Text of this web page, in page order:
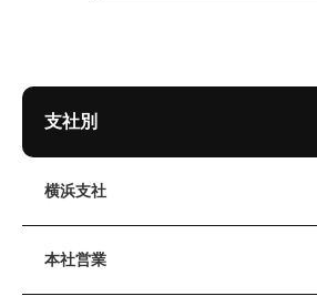
支社別
横浜支社
本社営業